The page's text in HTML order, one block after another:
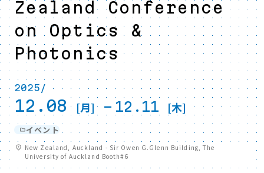
Zealand Conference
on Optics &
Photonics
2025/
12.08 [月] - 12.11 [木]
イベント
New Zealand, Auckland - Sir Owen G.Glenn Building, The
University of Auckland Booth#6